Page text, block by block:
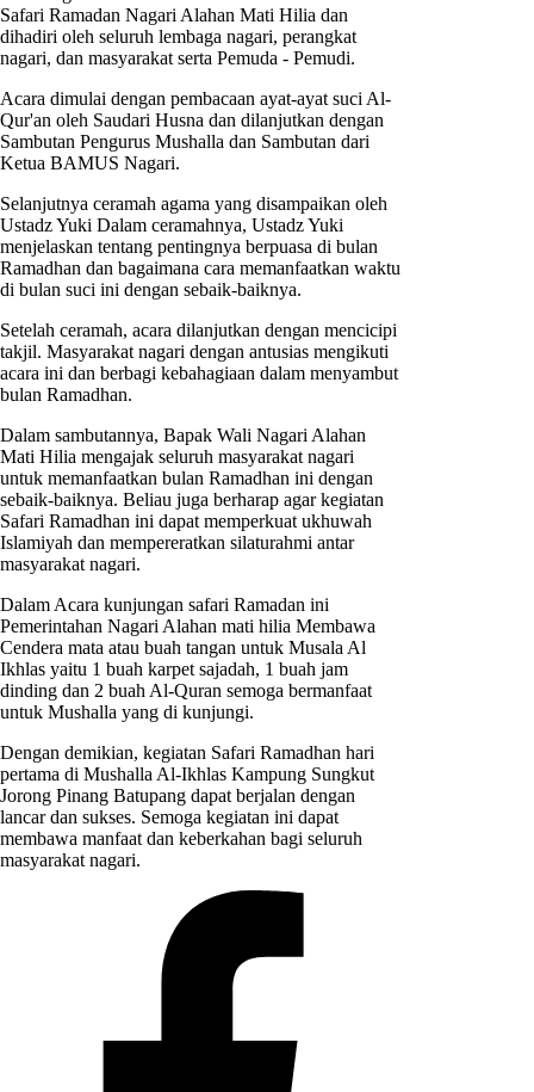
Safari Ramadan Nagari Alahan Mati Hilia dan
dihadiri oleh seluruh lembaga nagari, perangkat
nagari, dan masyarakat serta Pemuda - Pemudi.
Acara dimulai dengan pembacaan ayat-ayat suci Al-
Qur'an oleh Saudari Husna dan dilanjutkan dengan
Sambutan Pengurus Mushalla dan Sambutan dari
Ketua BAMUS Nagari.
Selanjutnya ceramah agama yang disampaikan oleh
Ustadz Yuki Dalam ceramahnya, Ustadz Yuki
menjelaskan tentang pentingnya berpuasa di bulan
Ramadhan dan bagaimana cara memanfaatkan waktu
di bulan suci ini dengan sebaik-baiknya.
Setelah ceramah, acara dilanjutkan dengan mencicipi
takjil. Masyarakat nagari dengan antusias mengikuti
acara ini dan berbagi kebahagiaan dalam menyambut
bulan Ramadhan.
Dalam sambutannya, Bapak Wali Nagari Alahan
Mati Hilia mengajak seluruh masyarakat nagari
untuk memanfaatkan bulan Ramadhan ini dengan
sebaik-baiknya. Beliau juga berharap agar kegiatan
Safari Ramadhan ini dapat memperkuat ukhuwah
Islamiyah dan mempereratkan silaturahmi antar
masyarakat nagari.
Dalam Acara kunjungan safari Ramadan ini
Pemerintahan Nagari Alahan mati hilia Membawa
Cendera mata atau buah tangan untuk Musala Al
Ikhlas yaitu 1 buah karpet sajadah, 1 buah jam
dinding dan 2 buah Al-Quran semoga bermanfaat
untuk Mushalla yang di kunjungi.
Dengan demikian, kegiatan Safari Ramadhan hari
pertama di Mushalla Al-Ikhlas Kampung Sungkut
Jorong Pinang Batupang dapat berjalan dengan
lancar dan sukses. Semoga kegiatan ini dapat
membawa manfaat dan keberkahan bagi seluruh
masyarakat nagari.